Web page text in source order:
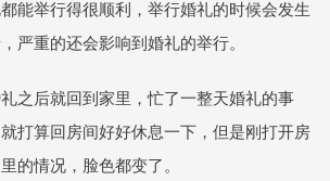
能举行得很顺利，举行婚礼的时候会发生
严重的还会影响到婚礼的举行。
之后就回到家里，忙了一整天婚礼的事
打算回房间好好休息一下，但是刚打开房
的情况，脸色都变了。